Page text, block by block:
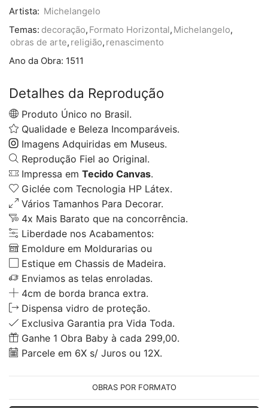
Artista: Michelangelo
Temas: decoração, Formato Horizontal , Michelangelo,
obras de arte, religião, renascimento
Ano da Obra: 1511
Detalhes da Reprodução
Produto Único no Brasil.
Qualidade e Beleza Incomparáveis.
Imagens Adquiridas em Museus.
Reprodução Fiel ao Original.
Impressa em Tecido Canvas.
Giclée com Tecnologia HP Látex.
Vários Tamanhos Para Decorar.
4x Mais Barato que na concorrência.
Liberdade nos Acabamentos:
Emoldure em Moldurarias ou
Estique em Chassis de Madeira.
Enviamos as telas enroladas.
4cm de borda branca extra.
Dispensa vidro de proteção.
Exclusiva Garantia pra Vida Toda.
Ganhe 1 Obra Baby à cada 299,00.
Parcele em 6X s/ Juros ou 12X.
OBRAS POR FORMATO